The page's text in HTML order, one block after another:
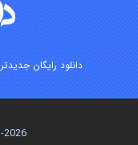
دانلود رایگان
©